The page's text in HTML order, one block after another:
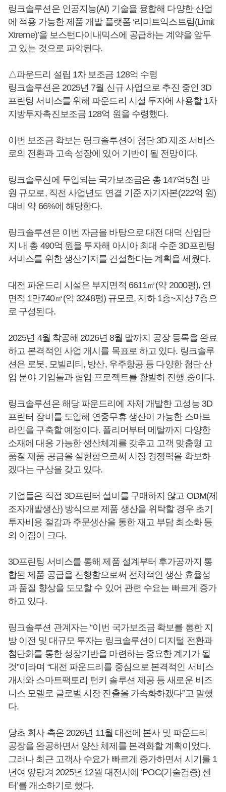
링크솔루션은 인공지능(AI) 기술을 융합해 다양한 산업
에 적용 가능한 제품 개발 플랫폼 ‘리미트익스트림(Limit
Xtreme)’을 보스턴다이내믹스에 공급하는 계약을 앞두
고 있는 것으로 파악된다.
△파운드리 설립 1차 보조금 128억 수령
링크솔루션은 2025년 7월 신규 사업으로 추진 중인 3D
프린팅 서비스를 위해 파운드리 시설 투자에 사용할 1차
지방투자촉진보조금 128억 원을 수령했다.
이번 보조금 확보는 링크솔루션이 첨단 3D 제조 서비스
로의 전환과 고속 성장에 있어 기반이 될 전망이다.
링크솔루션에 투입되는 국가보조금은 총 147억5천 만
원 규모로, 직전 사업년도 연결 기준 자기자본(222억 원)
대비 약 66%에 해당한다.
링크솔루션은 이번 자금을 바탕으로 대전 대덕 산업단
지 내 총 490억 원을 투자해 아시아 최대 수준 3D프린팅
서비스를 위한 생산기지를 건설한다는 계획을 세웠다.
대전 파운드리 시설은 부지면적 6611㎡(약 2000평), 연
면적 1만740㎡(약 3248평) 규모로, 지하 1층~지상 7층으
로 구성된다.
2025년 4월 착공해 2026년 8월 말까지 공장 등록을 완료
하고 본격적인 사업 개시를 목표로 하고 있다. 링크솔루
션은 로봇, 모빌리티, 방산, 우주항공 등 다양한 첨단 산
업 분야 기업들과 협업 프로젝트를 활발히 진행 중이다.
링크솔루션은 해당 파운드리에 자체 개발한 고성능 3D
프린터 장비를 도입해 연중무휴 생산이 가능한 스마트
라인을 구축할 예정이다. 폴리머부터 메탈까지 다양한
소재에 대응 가능한 생산체계를 갖추고 고객 맞춤형 고
품질 제품 공급을 실현함으로써 시장 경쟁력을 확보하
겠다는 구상을 갖고 있다.
기업들은 직접 3D프린터 설비를 구매하지 않고 ODM(제
조자개발생산) 방식으로 제품 생산을 위탁할 경우 초기
투자비용 절감과 주문생산을 통한 재고 부담 최소화 등
의 이점이 크다.
3D프린팅 서비스를 통해 제품 설계부터 후가공까지 통
합된 제품 공급을 진행함으로써 전체적인 생산 효율성
과 품질 향상을 도모할 수 있어 관련 수요는 빠르게 증가
하고 있다.
링크솔루션 관계자는 “이번 국가보조금 확보를 통한 지
방 이전 및 대규모 투자는 링크솔루션이 디지털 전환과
첨단화를 통한 성장기반을 마련하는 중요한 계기가 될
것”이라며 “대전 파운드리를 중심으로 본격적인 서비스
개시와 스마트팩토리 턴키 솔루션 제공 등 새로운 비즈
니스 모델로 글로벌 시장 진출을 가속화하겠다”고 말했
다.
당초 회사 측은 2026년 11월 대전에 본사 및 파운드리
공장을 완공하면서 양산 체제를 본격화할 계획이었다.
그러나 최근 고객사 수요가 빠르게 증가하면서 시기를 1
년여 앞당겨 2025년 12월 대전시에 ‘POC(기술검증) 센
터’를 개소하기로 했다.